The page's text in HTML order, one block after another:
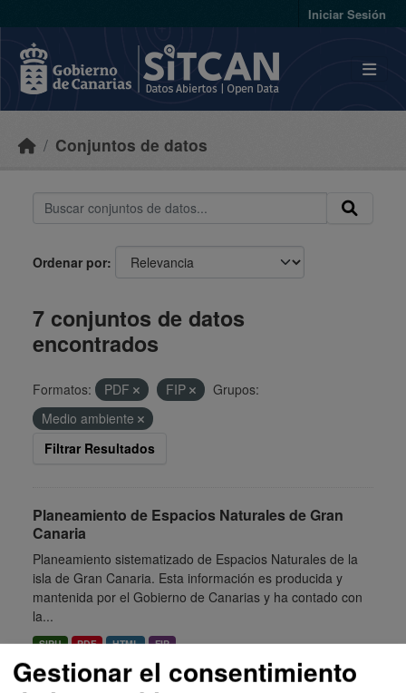
Iniciar Sesión
Conjuntos de datos
Ordenar por
7 conjuntos de datos
encontrados
Formatos: PDF FIP
Grupos:
Medio ambiente
Filtrar Resultados
Planeamiento de Espacios Naturales de Gran
Canaria
Planeamiento sistematizado de Espacios Naturales de la
isla de Gran Canaria. Esta información es producida y
mantenida por el Gobierno de Canarias y ha contado con
la...
SIPU PDF HTML FIP
Gestionar el consentimiento